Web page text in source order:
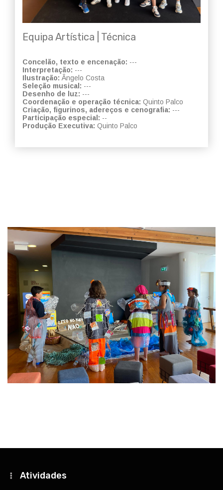
Equipa Artística | Técnica
Concelão, texto e encenação: ---
Interpretação: ---
Ilustração: Ângelo Costa
Seleção musical: ---
Desenho de luz: ---
Coordenação e operação técnica: Quinto Palco
Criação, figurinos, adereços e cenografia: ---
Participação especial: --
Produção Executiva: Quinto Palco
Atividades